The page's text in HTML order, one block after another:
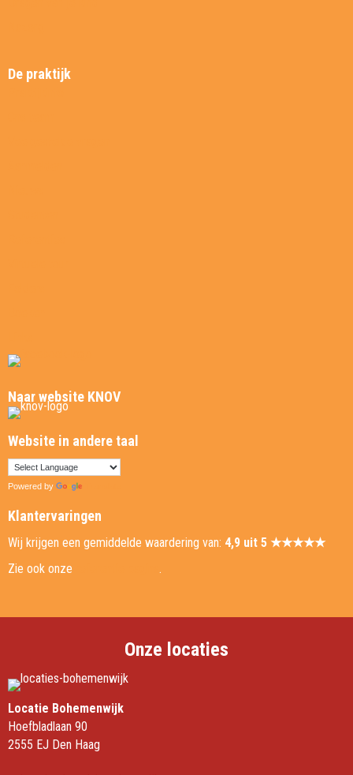
De praktijk
Naar website KNOV
Website in andere taal
Powered by
Klantervaringen
Wij krijgen een gemiddelde waardering van: 4,9 uit 5 ★★★★★
Zie ook onze
.
Onze locaties
Locatie Bohemenwijk
Hoefbladlaan 90
2555 EJ Den Haag